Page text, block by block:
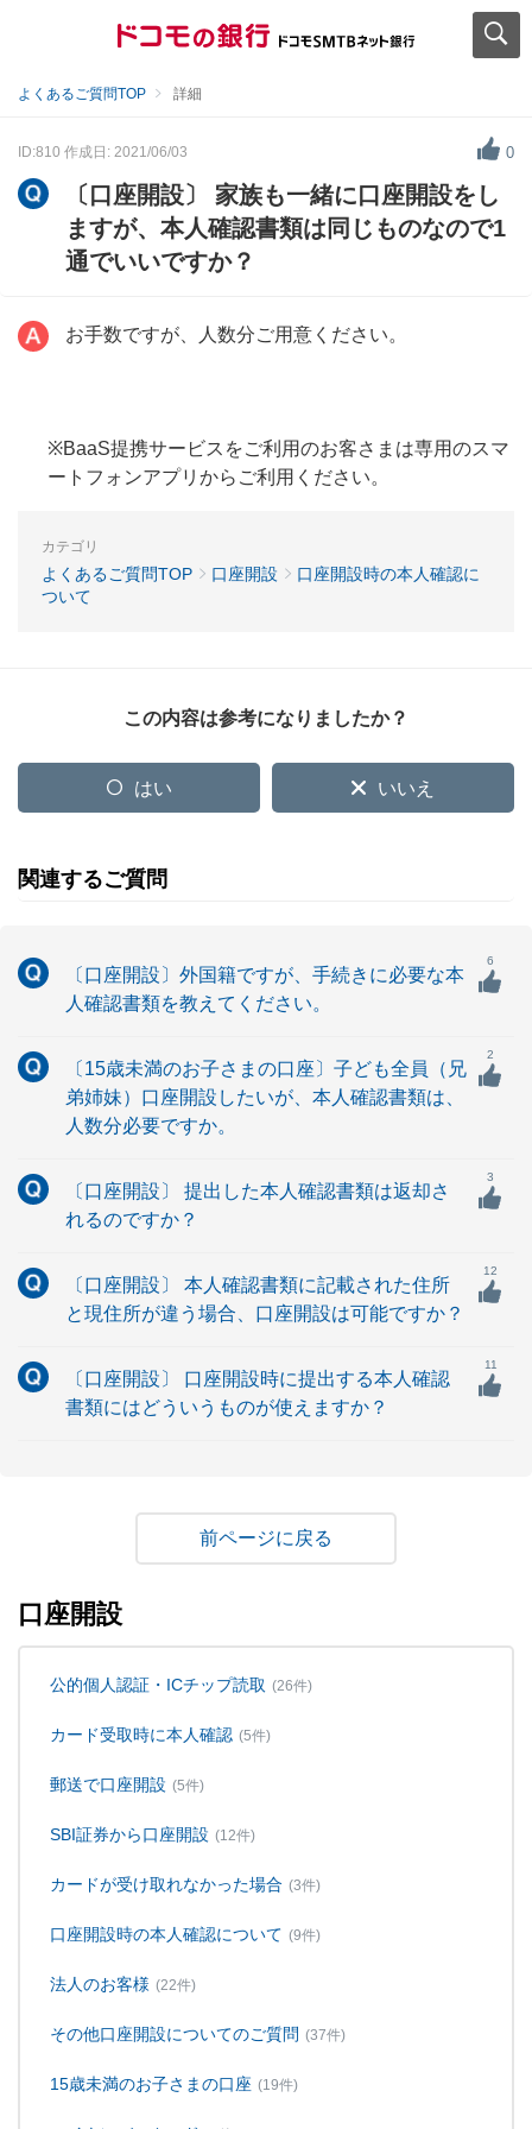
よくあるご質問TOP 詳細
ID:810 作成日: 2021/06/03 0
〔口座開設〕 家族も一緒に口座開設をし
ますが、本人確認書類は同じものなので1
通でいいですか？
お手数ですが、人数分ご用意ください。
※BaaS提携サービスをご利用のお客さまは専用のスマ
ートフォンアプリからご利用ください。
カテゴリ
よくあるご質問TOP 口座開設
口座開設時の本人確認に
ついて
この内容は参考になりましたか？
はい いいえ
関連するご質問
〔口座開設〕外国籍ですが、手続きに必要な本
人確認書類を教えてください。
6
〔15歳未満のお子さまの口座〕子ども全員（兄
弟姉妹）口座開設したいが、本人確認書類は、
人数分必要ですか。
2
〔口座開設〕 提出した本人確認書類は返却さ
れるのですか？
3
〔口座開設〕 本人確認書類に記載された住所
と現住所が違う場合、口座開設は可能ですか？
12
〔口座開設〕 口座開設時に提出する本人確認
書類にはどういうものが使えますか？
11
戻る
口座開設
公的個人認証・ICチップ読取 (26件)
カード受取時に本人確認 (5件)
郵送で口座開設 (5件)
SBI証券から口座開設 (12件)
カードが受け取れなかった場合 (3件)
口座開設時の本人確認について (9件)
法人のお客様 (22件)
その他口座開設についてのご質問 (37件)
15歳未満のお子さまの口座 (19件)